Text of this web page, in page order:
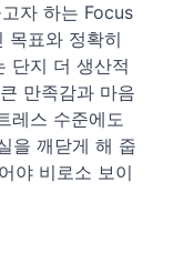
자 하는 Focus
목표와 정확히
단지 더 생산적
만족감과 마음
레스 수준에도
을 깨닫게 해 줍
야 비로소 보이